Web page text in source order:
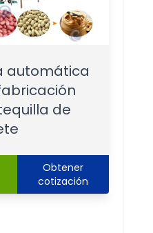
automática
de
Obtener
cotización